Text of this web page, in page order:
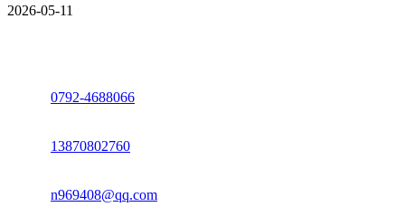
2026-05-11
0792-4688066
13870802760
n969408@qq.com